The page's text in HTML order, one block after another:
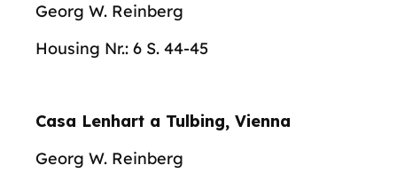
Georg W. Reinberg
Housing Nr.: 6 S. 44-45
Casa Lenhart a Tulbing, Vienna
Georg W. Reinberg